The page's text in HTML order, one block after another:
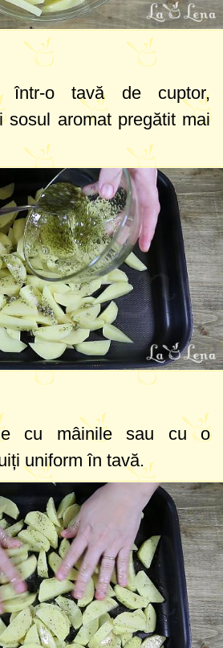
într-o tavă de cuptor,
sosul aromat pregătit mai
cu mâinile sau cu o
uniform în tavă.